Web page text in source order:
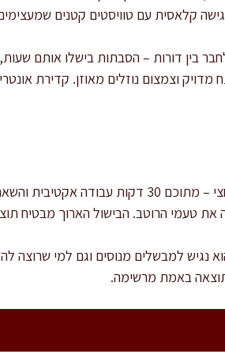
קלאסית עם טוויסטים קטנים
בין דורות – הסבתות בישלו אותם
מדויק וצמצום נוזלים מאוזן. קדירת
זמן ההכנה הכולל הוא כ-3 שעות וחצי –
את טעמי הרוטב. הבישול הארוך מבטיח
נגיש למבשלים מנוסים וגם למי
באמת מרשימה.